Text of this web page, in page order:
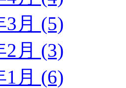
3月 (5)
2月 (3)
1月 (6)